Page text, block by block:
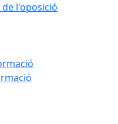
l'oposició